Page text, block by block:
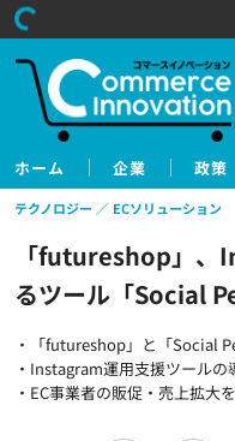
ホーム 企業 政策
「futureshop」、
るツール「Social
・「futureshop」と「Social
・Instagram運用支援ツールの
・EC事業者の販促・売上拡大
テクノロジー ECソリューション